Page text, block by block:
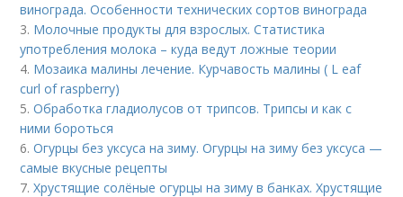
винограда. Особенности технических сортов винограда
3. Молочные продукты для взрослых. Статистика
употребления молока – куда ведут ложные теории
4. Мозаика малины лечение. Курчавость малины ( L eaf
curl of raspberry)
5.Обработка гладиолусов от трипсов. Трипсы и как с
ними бороться
6.Огурцы без уксуса на зиму. Огурцы на зиму без уксуса —
самые вкусные рецепты
7.Хрустящие солёные огурцы на зиму в банках. Хрустящие